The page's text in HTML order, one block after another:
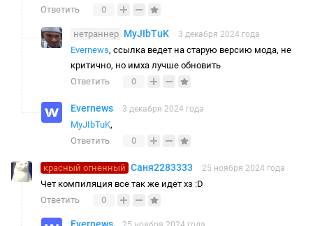
Ответить
0
нетраннер МyJIbTuK 3 декабря 2024 года
Evernews, ссылка ведет на старую версию мода, не
критично, но имха лучше обновить
Ответить
0
Evernews 3 декабря 2024 года
МyJIbTuK,
Ответить
0
красный огненный Саня2283333 25 ноября 2024 года
Чет компиляция все так же идет хз :D
Ответить
0
Evernews